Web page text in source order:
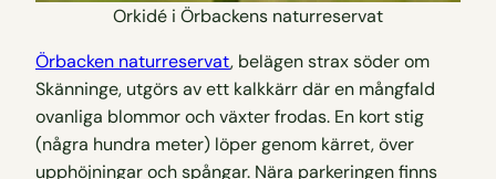
Orkidé i Örbackens naturreservat
Örbacken naturreservat, belägen strax söder om
Skänninge, utgörs av ett kalkkärr där en mångfald
ovanliga blommor och växter frodas. En kort stig
(några hundra meter) löper genom kärret, över
upphöjningar och spångar. Nära parkeringen finns